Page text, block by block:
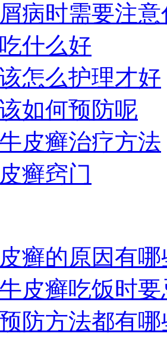
病时需要注意
什么好
怎么护理才好
如何预防呢
皮癣治疗方法
癣窍门
癣的原因有哪
皮癣吃饭时
防方法都有哪